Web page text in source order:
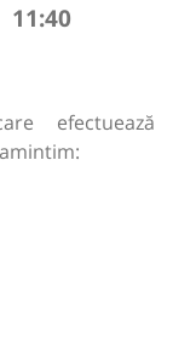
11:40
efectuează